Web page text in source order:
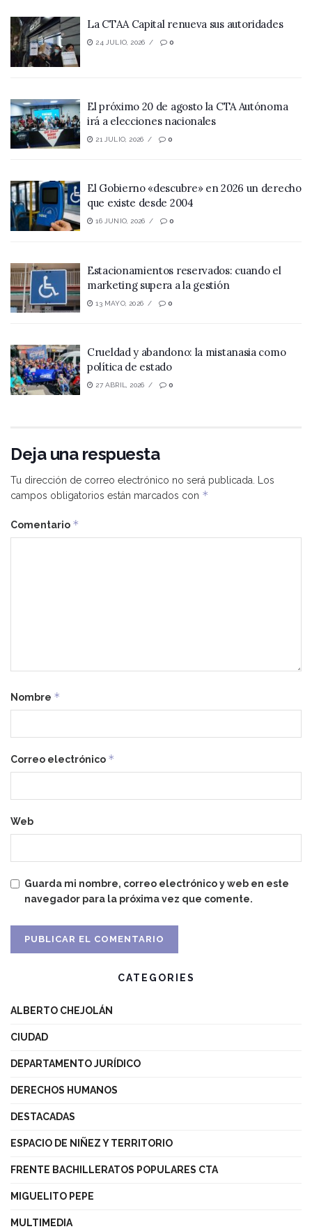
La CTAA Capital renueva sus autoridades
24 JULIO, 2026 0
El próximo 20 de agosto la CTA Autónoma
irá a elecciones nacionales
21 JULIO, 2026 0
El Gobierno «descubre» en 2026 un derecho
que existe desde 2004
16 JUNIO, 2026 0
Estacionamientos reservados: cuando el
marketing supera a la gestión
13 MAYO, 2026 0
Crueldad y abandono: la mistanasia como
política de estado
27 ABRIL, 2026 0
Deja una respuesta
Tu dirección de correo electrónico no será publicada.
Los
campos obligatorios están marcados con *
Comentario *
Nombre *
Correo electrónico *
Web
Guarda mi nombre, correo electrónico y web en este
navegador para la próxima vez que comente.
CATEGORIES
ALBERTO CHEJOLÁN
CIUDAD
DEPARTAMENTO JURÍDICO
DERECHOS HUMANOS
DESTACADAS
ESPACIO DE NIÑEZ Y TERRITORIO
FRENTE BACHILLERATOS POPULARES CTA
MIGUELITO PEPE
MULTIMEDIA